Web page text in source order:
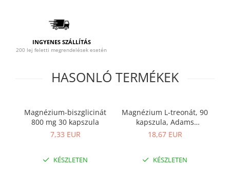
Stressz
Termékenység
Vizelés
Vérszegénység
Öregedésgátlás, szépség
INGYENES SZÁLLÍTÁS
200 lej feletti megrendelések esetén
HASONLÓ TERMÉKEK
Magnézium-biszglicinát
800 mg 30 kapszula
7,33 EUR
KÉSZLETEN
Magnézium L-treonát, 90
kapszula, Adams
Supplements
18,67 EUR
KÉSZLETEN